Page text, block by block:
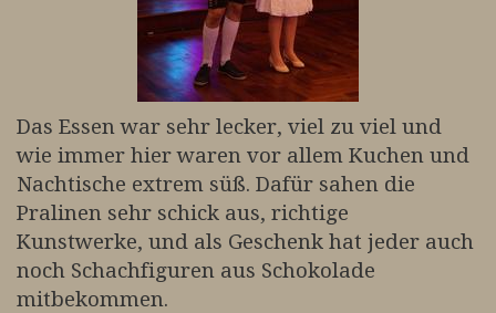
Das Essen war sehr lecker, viel zu viel und
wie immer hier waren vor allem Kuchen und
Nachtische extrem süß. Dafür sahen die
Pralinen sehr schick aus, richtige
Kunstwerke, und als Geschenk hat jeder auch
noch Schachfiguren aus Schokolade
mitbekommen.